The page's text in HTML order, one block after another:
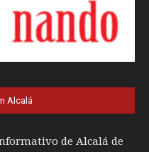
Alcalá
de Alcalá de